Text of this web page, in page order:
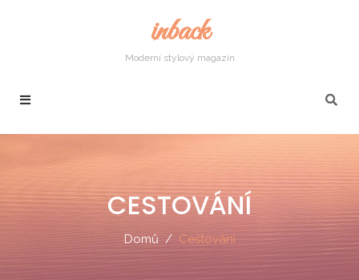
inback
Moderní stylový magazín
CESTOVÁNÍ
Domů Cestování